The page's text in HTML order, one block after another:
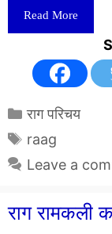
Read More
Categories
राग परिचय
Tags
raag
Leave a
राग रामकली